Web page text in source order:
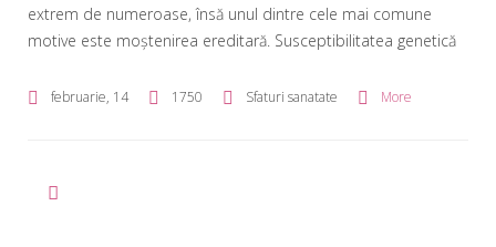
extrem de numeroase, însă unul dintre cele mai comune
motive este moștenirea ereditară. Susceptibilitatea genetică
boală, însă nu garantează acest lucru; dacă la o persoană din
februarie, 14 1750 Sfaturi sanatate More